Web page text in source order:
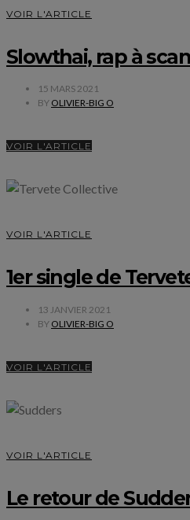
VOIR L'ARTICLE
Slowthai, rap à
15 MARS 2021
BY OLIVIER-BIG O
VOIR L'ARTICLE
VOIR L'ARTICLE
1er single de
13 JANVIER 2021
BY OLIVIER-BIG O
VOIR L'ARTICLE
VOIR L'ARTICLE
Le retour de